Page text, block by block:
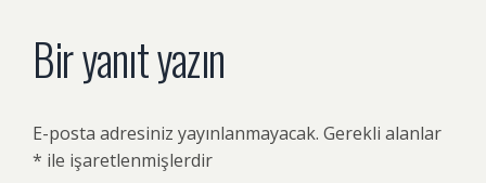
Bir yanıt yazın
E-posta adresiniz yayınlanmayacak. Gerekli alanlar
* ile işaretlenmişlerdir